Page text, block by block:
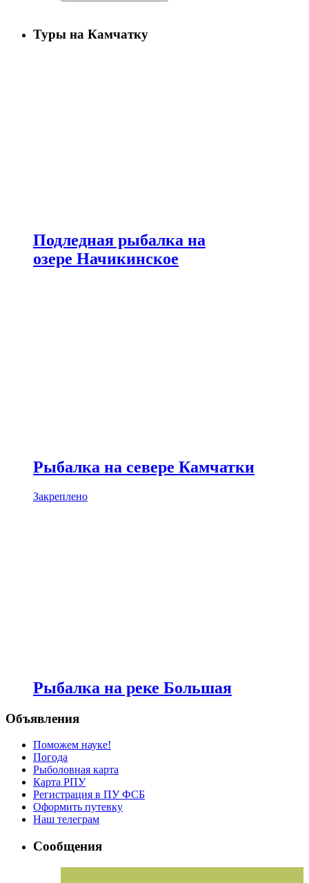
Туры на Камчатку
Подледная рыбалка на
озере Начикинское
Рыбалка на севере Камчатки
Закреплено
Рыбалка на реке Большая
Объявления
Поможем науке!
Погода
Рыболовная карта
Карта РПУ
Регистрация в ПУ ФСБ
Оформить путевку
Наш телеграм
Сообщения